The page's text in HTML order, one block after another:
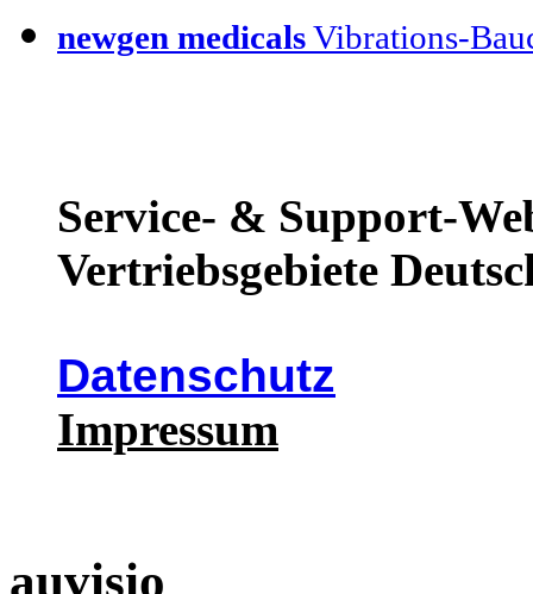
newgen medicalsVibrations-
Service- & Support-
Vertriebsgebiete
Datenschutz
Impressum
auvisio